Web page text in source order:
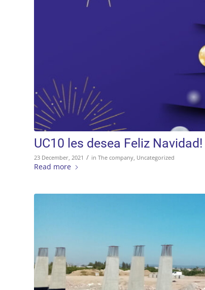
UC10 les desea Feliz Navidad!
23 December, 2021 / in The company, Uncategorized
Read more